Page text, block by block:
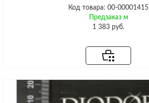
Код товара: 00-00001415
Предзаказ м
1 383 руб.